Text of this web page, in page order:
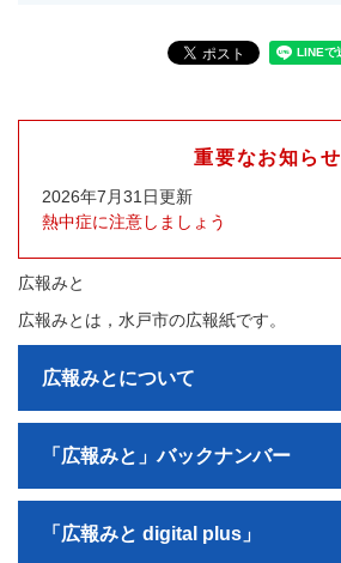
重要なお知らせ
2026年7月31日更新
熱中症に注意しましょう
広報みと
広報みとは，水戸市の広報紙です。
広報みとについて
「広報みと」バックナンバー
「広報みと digital plus」